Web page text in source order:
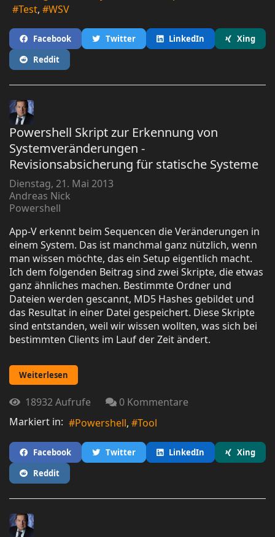
Test
WSV
Facebook Twitter LinkedIn
Xing
Reddit
Powershell Skript zur Erkennung von
Systemveränderungen -
Revisionsabsicherung für statische Systeme
Dienstag, 21. Mai 2013
Andreas Nick
Powershell
App-V erkennt beim Sequencen die Veränderungen in
einem System. Das ist manchmal ganz nützlich, wenn
man wissen möchte, das ein Setup eigentlich macht.
Ich dem folgenden Beitrag sind zwei Skripte, die etwas
ganz ähnliches machen. Bestimmte Ordner und
Dateien werden gescannt, MD5 Hashes gebildet und
das Resultat in einer Datei gespeichert. Diese Skripte
sind entstanden, weil wir wissen wollten, was sich bei
bestimmten Clients im Lauf der Zeit ändert.
Weiterlesen
18932 Aufrufe
0 Kommentare
Markiert in:
Powershell Tool
Facebook Twitter LinkedIn
Xing
Reddit